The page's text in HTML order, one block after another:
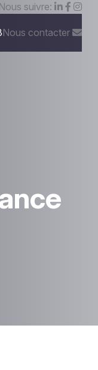
Nous suivre:
Nous contacter